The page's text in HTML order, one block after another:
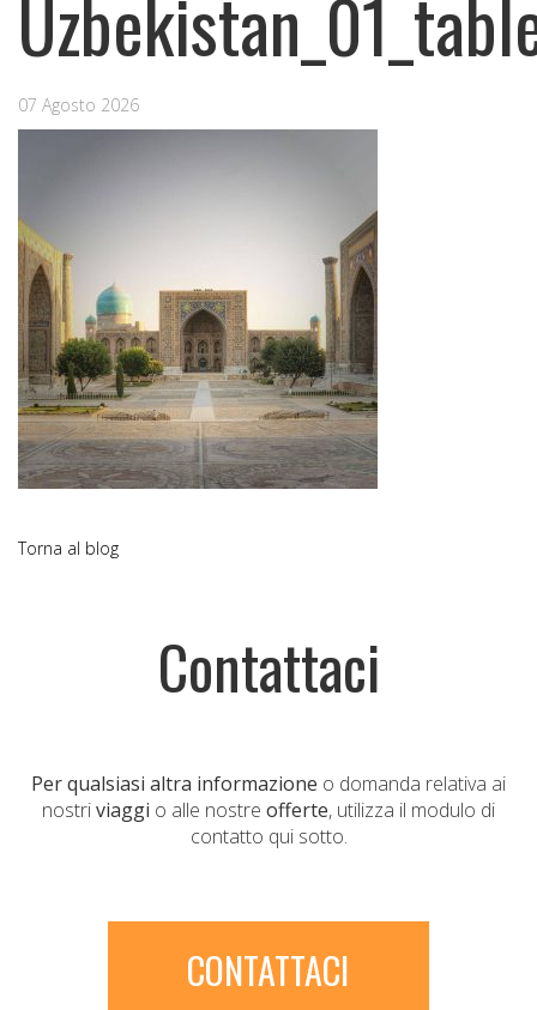
07 Agosto 2026
Torna al blog
Contattaci
Per qualsiasi altra informazione o domanda relativa ai
nostriviaggi o alle nostre offerte, utilizza il modulo di
contatto qui sotto.
CONTATTACI